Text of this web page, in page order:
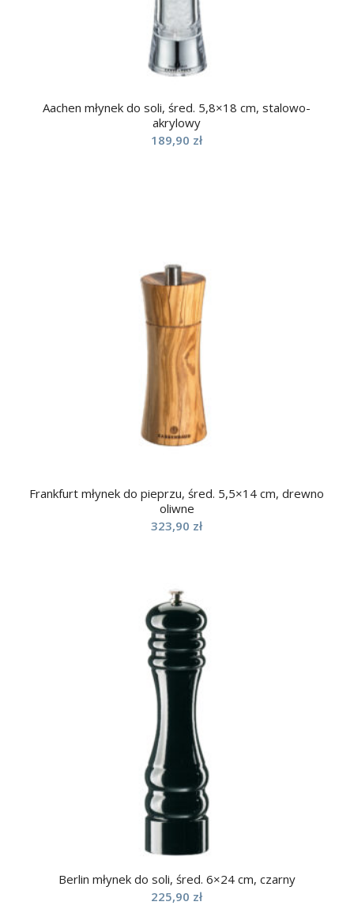
Aachen młynek do soli, śred. 5,8×18 cm, stalowo-
akrylowy
189,90 zł
Frankfurt młynek do pieprzu, śred. 5,5×14 cm, drewno
oliwne
323,90 zł
Berlin młynek do soli, śred. 6×24 cm, czarny
225,90 zł